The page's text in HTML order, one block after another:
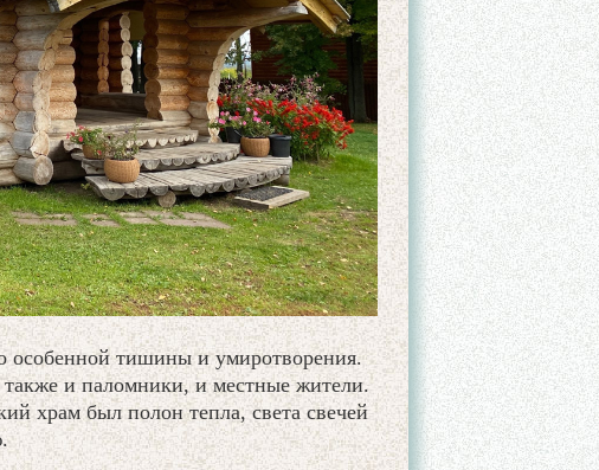
тишины и умиротворения.
и паломники, и местные жители.
храм был полон тепла, света свечей